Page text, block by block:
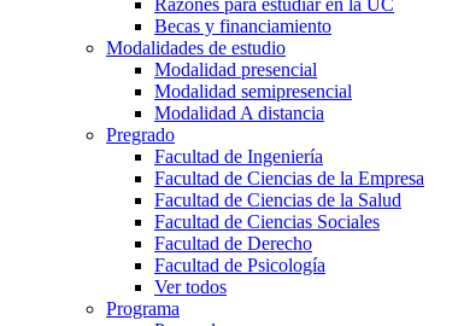
Razones para estudiar en la UC
Becas y financiamiento
Modalidades de estudio
Modalidad presencial
Modalidad semipresencial
Modalidad A distancia
Pregrado
Facultad de Ingeniería
Facultad de Ciencias de la Empresa
Facultad de Ciencias de la Salud
Facultad de Ciencias Sociales
Facultad de Derecho
Facultad de Psicología
Ver todos
Programa